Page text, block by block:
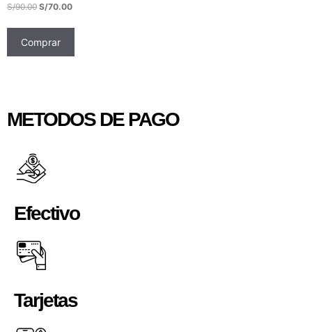
S/90.00 S/70.00
Comprar
METODOS DE PAGO
Efectivo
Tarjetas